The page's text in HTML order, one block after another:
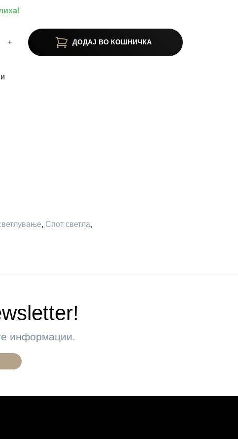
+ ДОДАЈ ВО КОШНИЧКА
, Спот светла,
информации.